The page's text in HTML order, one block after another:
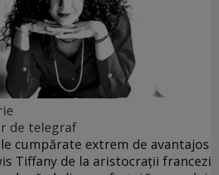
de telegraf
cumpărate extrem de avantajos
Tiffany de la aristocrații francezi